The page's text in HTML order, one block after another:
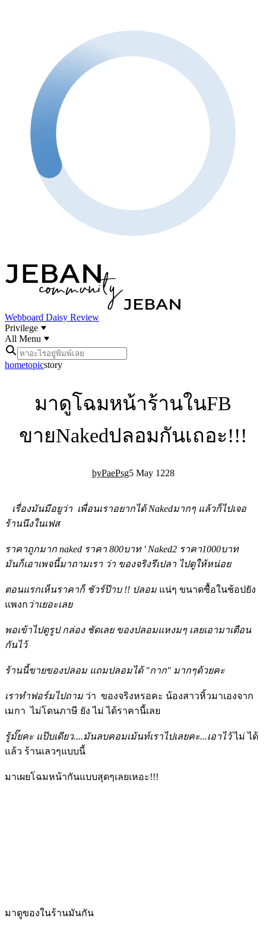
Webboard Daisy Review
Privilege
All Menu
hometopicstory
มาดูโฉมหน้าร้านในFB
ขายNakedปลอมกันเถอะ!!!
PaePsg5 May 1228
เรื่องมันมีอยูว่า เพื่อนเราอยากได้ Nakedมากๆ แล้วก็ไปเจอ
ร้านนึงในเฟส
ราคาถูกมาก naked ราคา 800บาท ' Naked2 ราคา1000บาท
มันก็เอาเพจนี้มาถามเรา ว่า ของจริงรึเปลา ไปดูให้หน่อย
ตอนแรกเห็นราคาก็ ชัวร์ป๊าบ !! ปลอม แน่ๆ ขนาดซื้อในช้อปยัง
แพงกว่าเยอะเลย
พอเข้าไปดูรูปกล่อง ชัดเลย ของปลอมแหงมๆ เลยเอามาเตือน
กันไว้
ร้านนี้ขายของปลอม แถมปลอมได้ "กาก" มากๆด้วยคะ
เราทำฟอร์มไปถาม ว่า ของจริงหรอคะ น้องสาวหิ้วมาเองจาก
เมกาไม่โดนภาษี ยัง ไม่ ได้ราคานี้เลย
รู้มั๊ยคะ แป๊บเดียว....มันลบคอมเม้นท์เราไปเลยคะ...เอาไว้ ไม่ ได้
แล้ว ร้านเลวๆแบบนี้
มาเผยโฉมหน้ากันแบบสุดๆเลยเหอะ!!!
มาดูของในร้านมันกัน